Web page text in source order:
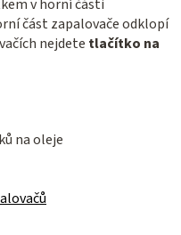
v horní části
část zapalovače odklopí
nejdete tlačítko na
na oleje